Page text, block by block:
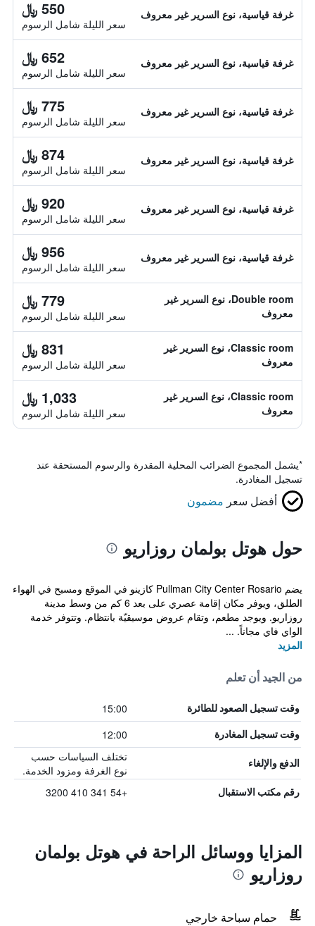
غرفة قياسية، نوع السرير غير معروف 550 ﷼
سعر الليلة شامل الرسوم
غرفة قياسية، نوع السرير غير معروف 652 ﷼
سعر الليلة شامل الرسوم
غرفة قياسية، نوع السرير غير معروف 775 ﷼
سعر الليلة شامل الرسوم
غرفة قياسية، نوع السرير غير معروف 874 ﷼
سعر الليلة شامل الرسوم
غرفة قياسية، نوع السرير غير معروف 920 ﷼
سعر الليلة شامل الرسوم
غرفة قياسية، نوع السرير غير معروف 956 ﷼
سعر الليلة شامل الرسوم
Double room، نوع السرير غير
معروف
779 ﷼
سعر الليلة شامل الرسوم
Classic room، نوع السرير غير
معروف
831 ﷼
سعر الليلة شامل الرسوم
Classic room، نوع السرير غير
معروف
1,033 ﷼
سعر الليلة شامل الرسوم
*يشمل المجموع الضرائب المحلية المقدرة والرسوم المستحقة عند
تسجيل المغادرة.
أفضل سعر مضمون
حول هوتل بولمان روزاريو
يضم Pullman City Center Rosario كازينو في الموقع ومسبح في الهواء
الطلق، ويوفر مكان إقامة عصري على بعد 6 كم من وسط مدينة
روزاريو. ويوجد مطعم، وتقام عروض موسيقيّة بانتظام. وتتوفر خدمة
الواي فاي مجاناً. ...
المزيد
من الجيد أن تعلم
وقت تسجيل الصعود للطائرة 15:00
وقت تسجيل المغادرة 12:00
الدفع والإلغاء
تختلف السياسات حسب
نوع الغرفة ومزود الخدمة.
رقم مكتب الاستقبال +54 341 410 3200
المزايا ووسائل الراحة في هوتل بولمان
روزاريو
حمام سباحة خارجي